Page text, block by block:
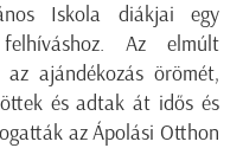
Iskola diákjai egy
Az elmúlt
ajándékozás örömét,
és adtak át idős és
az Ápolási Otthon